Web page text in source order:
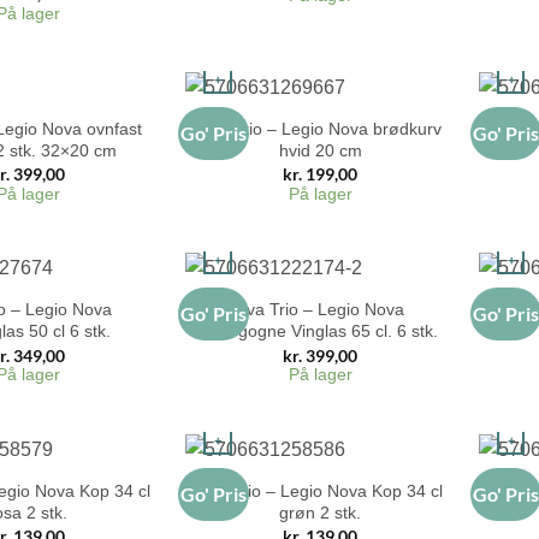
lager
Nova ovnfast
stk. 32×20 cm
399,00
lager
Go' Pris
+
Eva Trio – Legio Nova brødkurv
hvid 20 cm
kr. 199,00
På lager
Go' Pris
+
Eva
– Legio Nova
50 cl 6 stk.
349,00
lager
Go' Pris
+
Eva Trio – Legio Nova
Bourgogne Vinglas 65 cl. 6 stk.
kr.399,00
På lager
Go' Pris
+
Eva
Nova Kop 34 cl
2 stk.
Go' Pris
+
Eva Trio – Legio Nova Kop 34 cl
grøn 2 stk.
Go' Pris
+
Eva